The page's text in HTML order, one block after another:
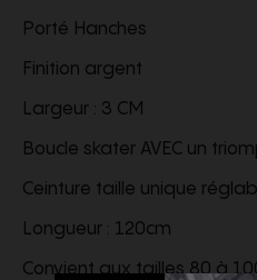
Porté Hanches
Finition argent
Largeur : 3 CM
Boucle skater AVEC un
Ceinture taille unique
Longueur : 120cm
Convient aux tailles 80 à